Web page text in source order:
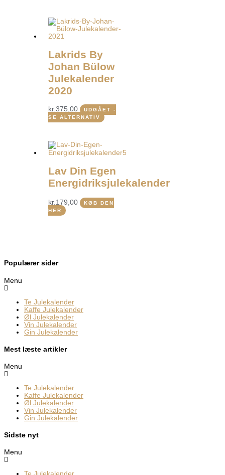
Lakrids By
Johan Bülow
Julekalender
2020
kr.375,00
UDGÅET -
SE ALTERNATIV
Lav Din Egen
Energidriksjulekalender
kr.179,00
KØB DEN
HER
Populærer sider
Menu
Te Julekalender
Kaffe Julekalender
Øl Julekalender
Vin Julekalender
Gin Julekalender
Mest læste artikler
Menu
Te Julekalender
Kaffe Julekalender
Øl Julekalender
Vin Julekalender
Gin Julekalender
Sidste nyt
Menu